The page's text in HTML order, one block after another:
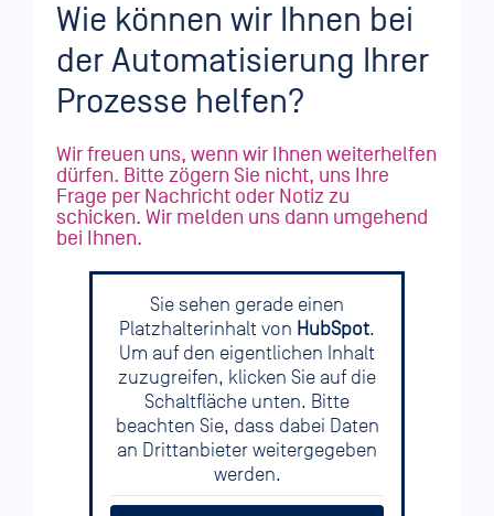
Wie können wir Ihnen bei
der Automatisierung Ihrer
Prozesse helfen?
Wir freuen uns, wenn wir Ihnen weiterhelfen
dürfen. Bitte zögern Sie nicht, uns Ihre
Frage per Nachricht oder Notiz zu
schicken. Wir melden uns dann umgehend
bei Ihnen.
Sie sehen gerade einen
Platzhalterinhalt von HubSpot.
Um auf den eigentlichen Inhalt
zuzugreifen, klicken Sie auf die
Schaltfläche unten. Bitte
beachten Sie, dass dabei Daten
an Drittanbieter weitergegeben
werden.